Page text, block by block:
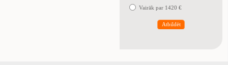
Vairāk par 1420 €
Atbildēt